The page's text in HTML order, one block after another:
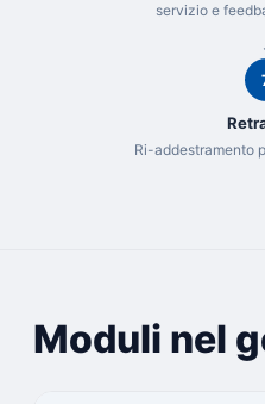
servizio e
Ri-addestramento
Moduli nel